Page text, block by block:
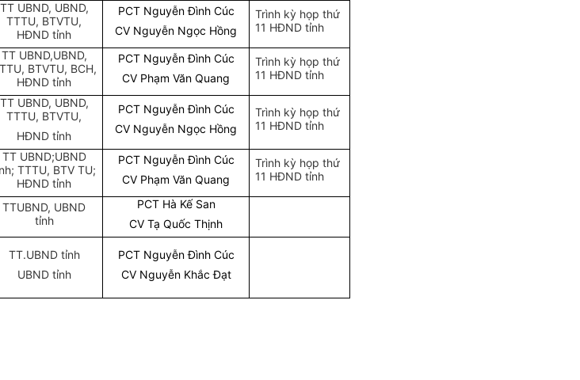
TT UBND, UBND,
TTTU, BTVTU,
HĐND tỉnh
PCT Nguyễn Đình Cúc
CV Nguyễn Ngọc Hồng
Trình kỳ họp thứ
11 HĐND tỉnh
TT UBND,UBND,
BTVTU, BCH,
HĐND tỉnh
PCT Nguyễn Đình Cúc
CV Phạm Văn Quang
Trình kỳ họp thứ
11 HĐND tỉnh
TT UBND, UBND,
TTTU, BTVTU,
HĐND tỉnh
PCT Nguyễn Đình Cúc
CV Nguyễn Ngọc Hồng
Trình kỳ họp thứ
11 HĐND tỉnh
TT UBND;UBND
TTTU, BTV TU;
HĐND tỉnh
PCT Nguyễn Đình Cúc
CV Phạm Văn Quang
Trình kỳ họp thứ
11 HĐND tỉnh
TTUBND, UBND
tỉnh
PCT Hà Kế San
CV Tạ Quốc Thịnh
TT.UBND tỉnh
UBND tỉnh
PCT Nguyễn Đình Cúc
CV Nguyễn Khắc Đạt